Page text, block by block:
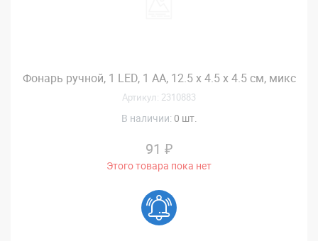
Фонарь ручной, 1 LED, 1 АА, 12.5 х 4.5 х 4.5 см, микс
Артикул: 2310883
В наличии: 0 шт.
91 ₽
Этого товара пока нет